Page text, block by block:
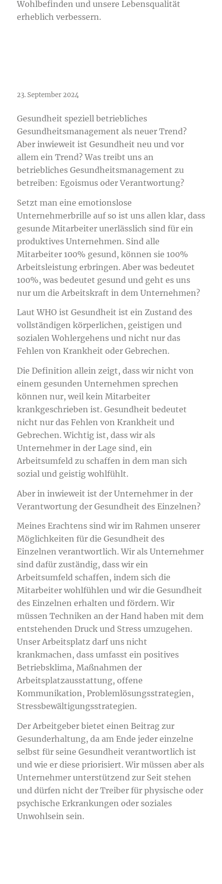
Wohlbefinden und unsere Lebensqualität
erheblich verbessern.
23. September 2024
Gesundheit speziell betriebliches
Gesundheitsmanagement als neuer Trend?
Aber inwieweit ist Gesundheit neu und vor
allem ein Trend? Was treibt uns an
betriebliches Gesundheitsmanagement zu
betreiben: Egoismus oder Verantwortung?
Setzt man eine emotionslose
Unternehmerbrille auf so ist uns allen klar, dass
gesunde Mitarbeiter unerlässlich sind für ein
produktives Unternehmen. Sind alle
Mitarbeiter 100% gesund, können sie 100%
Arbeitsleistung erbringen. Aber was bedeutet
100%, was bedeutet gesund und geht es uns
nur um die Arbeitskraft in dem Unternehmen?
Laut WHO ist Gesundheit ist ein Zustand des
vollständigen körperlichen, geistigen und
sozialen Wohlergehens und nicht nur das
Fehlen von Krankheit oder Gebrechen.
Die Definition allein zeigt, dass wir nicht von
einem gesunden Unternehmen sprechen
können nur, weil kein Mitarbeiter
krankgeschrieben ist. Gesundheit bedeutet
nicht nur das Fehlen von Krankheit und
Gebrechen. Wichtig ist, dass wir als
Unternehmer in der Lage sind, ein
Arbeitsumfeld zu schaffen in dem man sich
sozial und geistig wohlfühlt.
Aber in inwieweit ist der Unternehmer in der
Verantwortung der Gesundheit des Einzelnen?
Meines Erachtens sind wir im Rahmen unserer
Möglichkeiten für die Gesundheit des
Einzelnen verantwortlich. Wir als Unternehmer
sind dafür zuständig, dass wir ein
Arbeitsumfeld schaffen, indem sich die
Mitarbeiter wohlfühlen und wir die Gesundheit
des Einzelnen erhalten und fördern. Wir
müssen Techniken an der Hand haben mit dem
entstehenden Druck und Stress umzugehen.
Unser Arbeitsplatz darf uns nicht
krankmachen, dass umfasst ein positives
Betriebsklima, Maßnahmen der
Arbeitsplatzausstattung, offene
Kommunikation, Problemlösungsstrategien,
Stressbewältigungsstrategien.
Der Arbeitgeber bietet einen Beitrag zur
Gesunderhaltung, da am Ende jeder einzelne
selbst für seine Gesundheit verantwortlich ist
und wie er diese priorisiert. Wir müssen aber als
Unternehmer unterstützend zur Seit stehen
und dürfen nicht der Treiber für physische oder
psychische Erkrankungen oder soziales
Unwohlsein sein.